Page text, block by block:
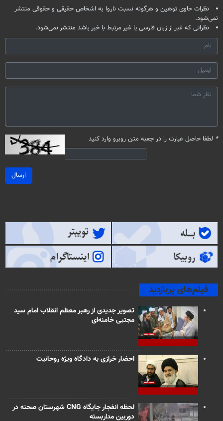
نظرات حاوی توهین و هرگونه نسبت ناروا به اشخاص حقیقی و حقوقی منتشر
نمی‌شود.
نظراتی که غیر از زبان فارسی یا غیر مرتبط با خبر باشد منتشر نمی‌شود.
* لطفا حاصل عبارت را در جعبه متن روبرو وارد کنید
ارسال
فیلم‌های پربازدید
تصویر جدیدی از رهبر معظم انقلاب امام سید
مجتبی خامنه‌ای
احضار خرازی به دادگاه ویژه روحانیت
لحظه انفجار جایگاه CNG شهرستان صحنه در
دوربین مداربسته